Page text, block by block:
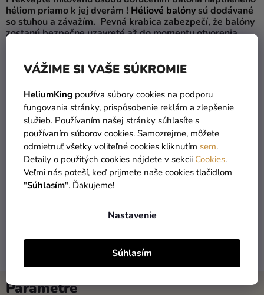
VÁŽIME SI VAŠE SÚKROMIE
HeliumKing používa súbory cookies na podporu
fungovania stránky, prispôsobenie reklám a zlepšenie
služieb. Používaním našej stránky súhlasíte s
používaním súborov cookies. Samozrejme, môžete
odmietnuť všetky voliteľné cookies kliknutím sem.
Detaily o použitých cookies nájdete v sekcii Cookies.
Veľmi nás poteší, keď prijmete naše cookies tlačidlom
"Súhlasím". Ďakujeme!
Nastavenie
Súhlasím
héliom priamo k jej dverám ! Héliové balóny sú dodávané
so stuhou a závažím. Pevná krabica zabezpečí, že balóny
zostanú bezpečne uzavreté až do momentu otvorenia.
krabici je skvelým spôsobom, ako prekvapiť a potešiť
niekoho na diaľku. Dodajte darčeku osobitý dotyk a dajte
obdarovanému najavo, že naňho myslíte.
Obsah:
1 x fóliový balón -narodeninové číslo 2 biely 86 cm
1 x závažie na balóny
stuha, na ktorej je pripevnený vznášajúci sa balón
1 x krabica
Balónové boxy neodosielame v piatok, aby si zachovali
top stav (balóny v boxe vydržia v top stave 1-2 dni).